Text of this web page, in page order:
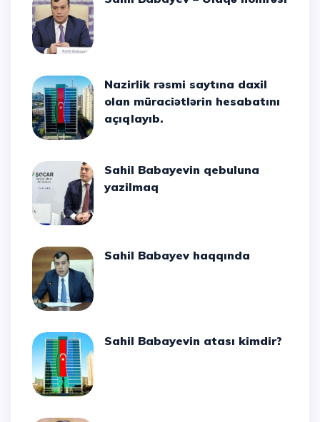
Nazirlik rəsmi saytına daxil
olan müraciətlərin hesabatını
açıqlayıb.
Sahil Babayevin qebuluna
yazilmaq
Sahil Babayev haqqında
Sahil Babayevin atası kimdir?